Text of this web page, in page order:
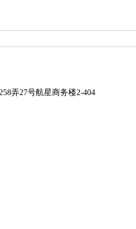
弄27号航星商务楼2-404